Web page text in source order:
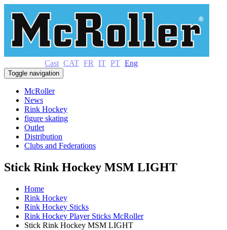
Cast CAT FR IT PT Eng
Toggle navigation
McRoller
News
Rink Hockey
figure skating
Outlet
Distribution
Clubs and Federations
Stick Rink Hockey MSM LIGHT
Home
Rink Hockey
Rink Hockey Sticks
Rink Hockey Player Sticks McRoller
Stick Rink Hockey MSM LIGHT